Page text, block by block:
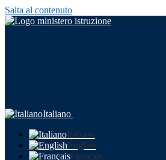
Salta al contenuto
Italiano
Italiano
English
Français